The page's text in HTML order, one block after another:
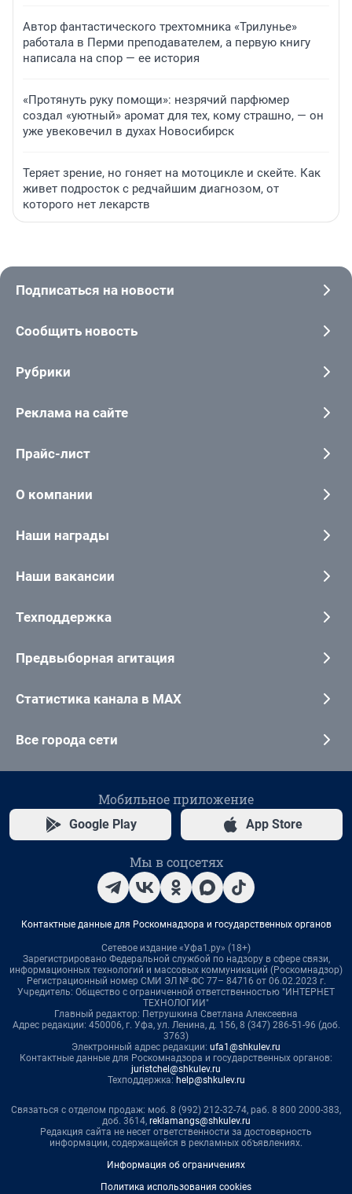
Автор фантастического трехтомника «Трилунье»
работала в Перми преподавателем, а первую книгу
написала на спор — ее история
«Протянуть руку помощи»: незрячий парфюмер
создал «уютный» аромат для тех, кому страшно, — он
уже увековечил в духах Новосибирск
Теряет зрение, но гоняет на мотоцикле и скейте. Как
живет подросток с редчайшим диагнозом, от
которого нет лекарств
Подписаться на новости
Сообщить новость
Рубрики
Реклама на сайте
Прайс-лист
О компании
Наши награды
Наши вакансии
Техподдержка
Предвыборная агитация
Статистика канала в MAX
Все города сети
Мобильное приложение
Google Play App Store
Мы в соцсетях
Контактные данные для Роскомнадзора и государственных органов
Сетевое издание «Уфа1.ру» (18+)
Зарегистрировано Федеральной службой по надзору в сфере связи,
информационных технологий и массовых коммуникаций (Роскомнадзор)
Регистрационный номер СМИ ЭЛ № ФС 77– 84716 от 06.02.2023 г.
Учредитель: Общество с ограниченной ответственностью "ИНТЕРНЕТ
ТЕХНОЛОГИИ"
Главный редактор: Петрушкина Светлана Алексеевна
Адрес редакции: 450006, г. Уфа, ул. Ленина, д. 156, 8 (347) 286-51-96 (доб.
3763)
Электронный адрес редакции: ufa1@shkulev.ru
Контактные данные для Роскомнадзора и государственных органов:
juristchel@shkulev.ru
Техподдержка: help@shkulev.ru
Связаться с отделом продаж: моб. 8 (992) 212-32-74, раб. 8 800 2000-383,
доб. 3614, reklamangs@shkulev.ru
Редакция сайта не несет ответственности за достоверность
информации, содержащейся в рекламных объявлениях.
Информация об ограничениях
Политика использования cookies